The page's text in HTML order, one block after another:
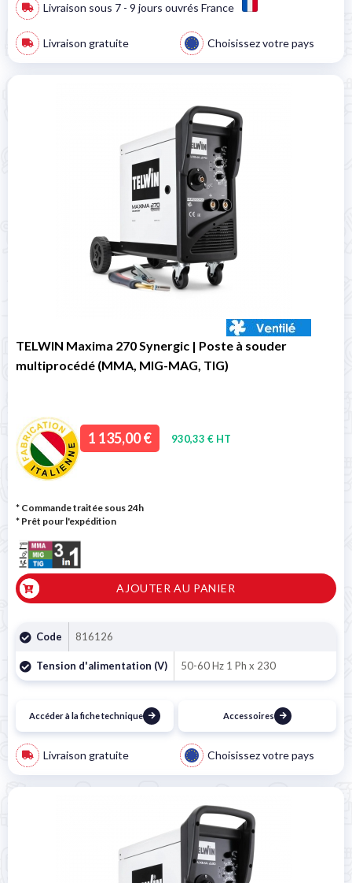
Livraison sous 7 - 9 jours ouvrés France
Livraison gratuite Choisissez votre pays
TELWIN Maxima 270 Synergic | Poste à souder
multiprocédé (MMA, MIG-MAG, TIG)
1 135,00 € 930,33 € HT
* Commande traitée sous 24h
* Prêt pour l'expédition
AJOUTER AU PANIER
Code 816126
Tension d'alimentation (V) 50-60 Hz 1 Ph x 230
Accéder à la fiche technique Accessoires
Livraison gratuite Choisissez votre pays